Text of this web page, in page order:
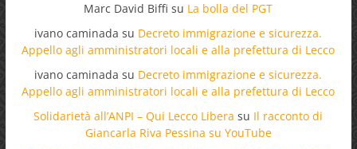
Marc David Biffi su La bolla del PGT
ivano caminada su Decreto immigrazione e sicurezza.
Appello agli amministratori locali e alla prefettura di Lecco
ivano caminada su Decreto immigrazione e sicurezza.
Appello agli amministratori locali e alla prefettura di Lecco
Solidarietà all’ANPI – Qui Lecco Libera su Il racconto di
Giancarla Riva Pessina su YouTube